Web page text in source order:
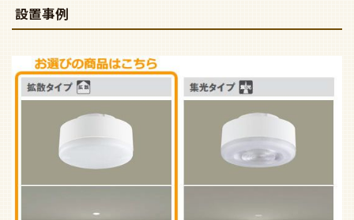
設置事例